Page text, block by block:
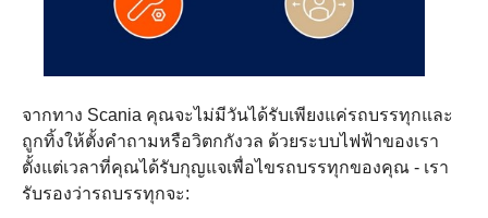
จากทาง Scania คุณจะไม่มีวันได้รับเพียงแค่รถบรรทุกและ
ถูกทิ้งให้ตั้งคำถามหรือวิตกกังวล ด้วยระบบไฟฟ้าของเรา
ตั้งแต่เวลาที่คุณได้รับกุญแจเพื่อไขรถบรรทุกของคุณ - เรา
รับรองว่ารถบรรทุกจะ: